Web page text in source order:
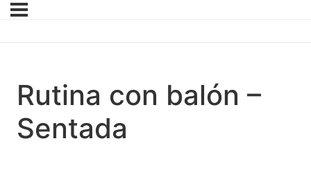
Rutina con balón –
Sentada